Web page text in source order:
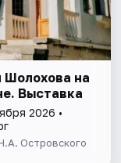
Шолохова на
Выставка
2026 •
Островского